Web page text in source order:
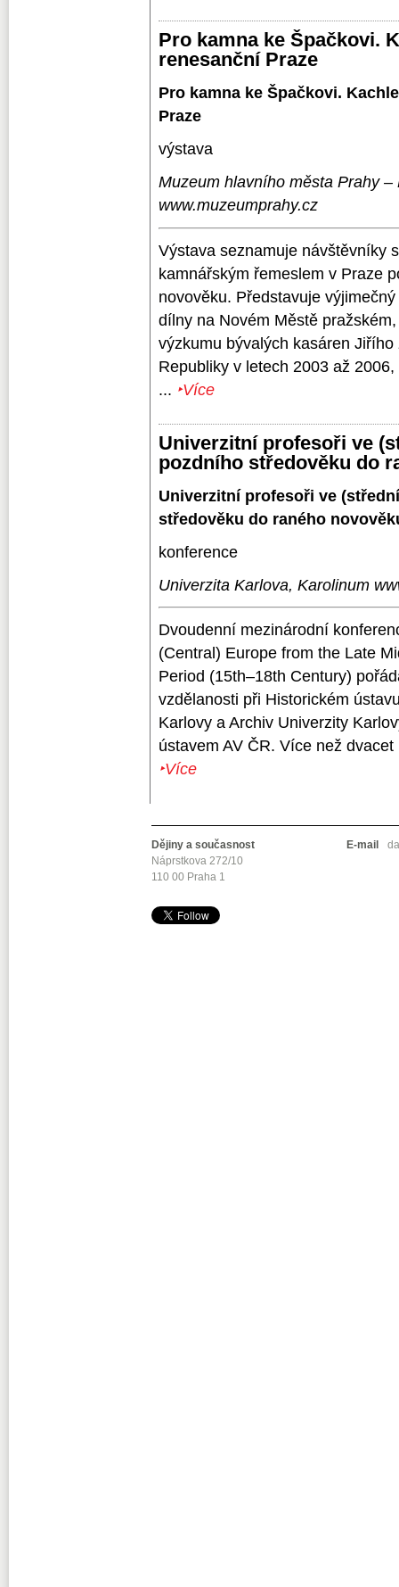
Pro kamna ke Špačkovi.
renesanční Praze
Pro kamna ke Špačkovi.
Praze
výstava
Muzeum hlavního města Prahy
www.muzeumprahy.cz
Výstava seznamuje návštěvníky
kamnářským řemeslem v Praze
novověku. Představuje
dílny na Novém Městě
výzkumu bývalých kasáren
Republiky v letech 2003 až
... ‣Více
Univerzitní profesoři ve
pozdního středověku do
Univerzitní profesoři ve
středověku do raného
konference
Univerzita Karlova, Karolinum
Dvoudenní mezinárodní
(Central) Europe from the Late
Period (15th–18th Century)
vzdělanosti při Historickém
Karlovy a Archiv Univerzity
ústavem AV ČR. Více než
‣Více
Dějiny a současnost
Náprstkova 272/10
110 00 Praha 1
E-mail